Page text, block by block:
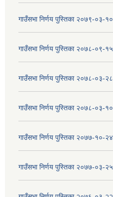
गाउँसभा निर्णय पुस्तिका २०७९-०३-१०
गाउँसभा निर्णय पुस्तिका २०७८-०९-१५
गाउँसभा निर्णय पुस्तिका २०७८-०३-२८
गाउँसभा निर्णय पुस्तिका २०७८-०३-१०
गाउँसभा निर्णय पुस्तिका २०७७-१०-२४
गाउँसभा निर्णय पुस्तिका २०७७-०३-२५